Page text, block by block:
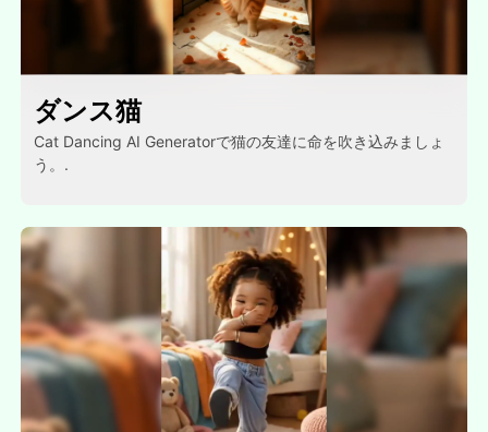
ダンス猫
Cat Dancing AI Generatorで猫の友達に命を吹き込みましょ
う。.